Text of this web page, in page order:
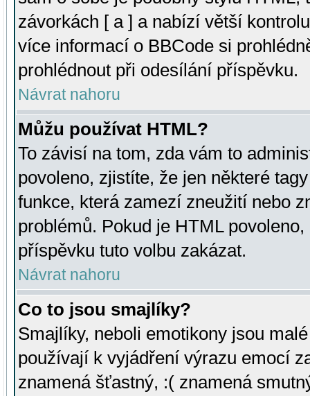
závorkách [ a ] a nabízí větší
více informací o BBCode si
prohlédnout při odesílání příspěvku.
Návrat nahoru
Můžu používat HTML?
To závisí na tom, zda vám to
povoleno, zjistíte, že jen některé
funkce, která zamezí zneužití nebo
problémů. Pokud je HTML
příspěvku tuto volbu zakázat.
Návrat nahoru
Co to jsou smajlíky?
Smajlíky, neboli emotikony jsou
používají k vyjádření výrazu emocí
znamená šťastný, :( znamená